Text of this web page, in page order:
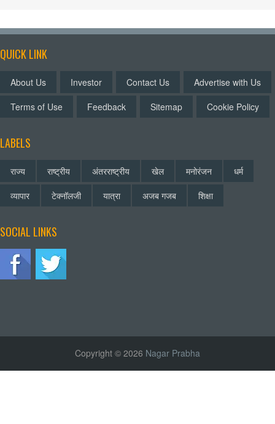
QUICK LINK
About Us Investor Contact Us
Advertise with Us
Terms of Use
Feedback Sitemap Cookie Policy
LABELS
राज्य राष्ट्रीय अंतरराष्ट्रीय खेल मनोरंजन
धर्म
व्यापार
टेक्नॉलजी यात्रा अजब गजब शिक्षा
SOCIAL LINKS
Copyright © 2026 Nagar Prabha